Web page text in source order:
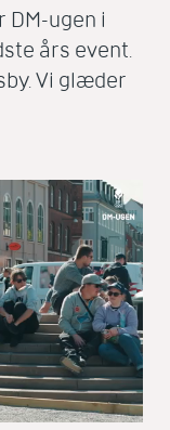
ugen i
års event.
Vi glæder